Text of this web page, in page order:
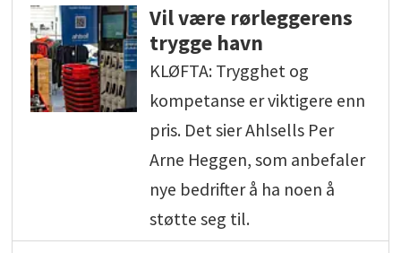
Vil være rørleggerens
trygge havn
KLØFTA: Trygghet og
kompetanse er viktigere enn
pris. Det sier Ahlsells Per
Arne Heggen, som anbefaler
nye bedrifter å ha noen å
støtte seg til.